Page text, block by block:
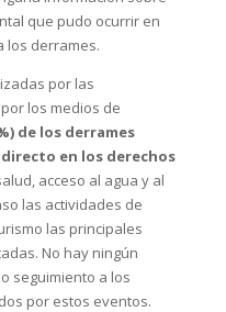
que pudo ocurrir en
los derrames.
por las
los medios de
de los derrames
en los derechos
acceso al agua y al
las actividades de
las principales
No hay ningún
seguimiento a los
por estos eventos.